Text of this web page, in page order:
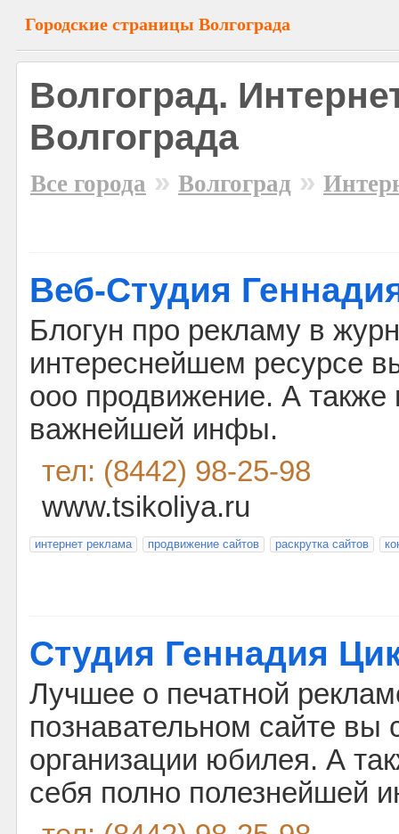
Городские страницы Волгограда
Волгоград.
Волгограда
Все города » Волгоград »
Веб-Cтудия
Блогун про рекламу в
интереснейшем ресурсе
ооо продвижение. А также
важнейшей инфы.
тел: (8442) 98-25-98
www.tsikoliya.ru
интернет реклама продвижение сайтов раскрутка сайтов
Студия Геннадия
Лучшее о печатной
познавательном сайте вы
организации юбилея. А
себя полно полезнейшей